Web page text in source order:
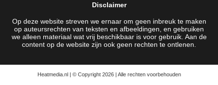
Disclaimer
Op deze website streven we ernaar om geen inbreuk te maken
op auteursrechten van teksten en afbeeldingen, en gebruiken
we alleen materiaal wat vrij beschikbaar is voor gebruik. Aan de
content op de website zijn ook geen rechten te ontlenen.
Heatmedia.nl | © Copyright 2026 | Alle rechten voorbehouden